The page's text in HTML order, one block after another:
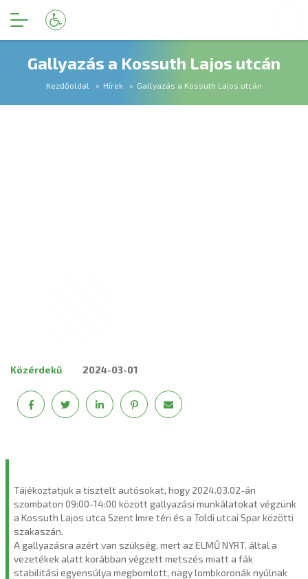
Gallyazás a Kossuth Lajos utcán
Kezdőoldal Hírek Gallyazás a Kossuth Lajos utcán
Közérdekű 2024-03-01
Tájékoztatjuk a tisztelt autósokat, hogy 2024.03.02-án
szombaton 09:00-14:00 között gallyazási munkálatokat végzünk
a Kossuth Lajos utca Szent Imre téri és a Toldi utcai Spar közötti
szakaszán.
A gallyazásra azért van szükség, mert az ELMŰ NYRT. által a
vezetékek alatt korábban végzett metszés miatt a fák
stabilitási egyensúlya megbomlott, nagy lombkoronák nyúlnak